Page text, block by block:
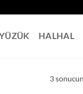
HALHAL
3